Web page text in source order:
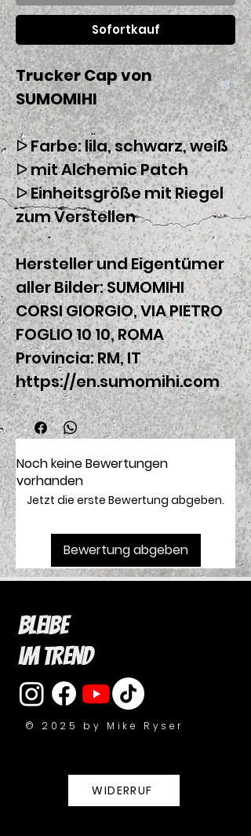
Sofortkauf
Trucker Cap von
SUMOMIHI
ᐅ Farbe: lila, schwarz, weiß
ᐅ mit Alchemic Patch
ᐅ Einheitsgröße mit Riegel
zum Verstellen
Hersteller und Eigentümer
aller Bilder: SUMOMIHI
CORSI GIORGIO, VIA PIETRO
FOGLIO 10 10, ROMA
Provincia: RM, IT
https://en.sumomihi.com
Noch keine Bewertungen
vorhanden
Jetzt die erste Bewertung abgeben.
Bewertung abgeben
Bleibe
im Trend
© 2025 by Mike Ryser
WIDERRUF